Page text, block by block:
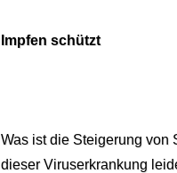
Impfen schützt
Was ist die Steigerung von
dieser Viruserkrankung